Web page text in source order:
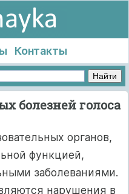
Контакты
болезней голоса
органов,
функцией,
заболеваниями.
нарушения в